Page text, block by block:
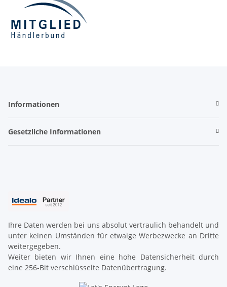
Informationen
Gesetzliche Informationen
Ihre Daten werden bei uns absolut vertraulich behandelt und
unter keinen Umständen für etwaige Werbezwecke an Dritte
weitergegeben.
Weiter bieten wir Ihnen eine hohe Datensicherheit durch
eine 256-Bit verschlüsselte Datenübertragung.